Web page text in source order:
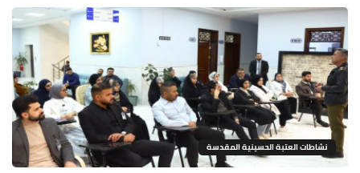
نشاطات العتبة الحسينية المقدسة